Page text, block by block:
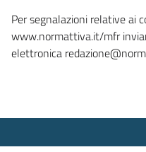
Per segnalazioni relative ai
www.normattiva.it/mfr
elettronica redazione@n